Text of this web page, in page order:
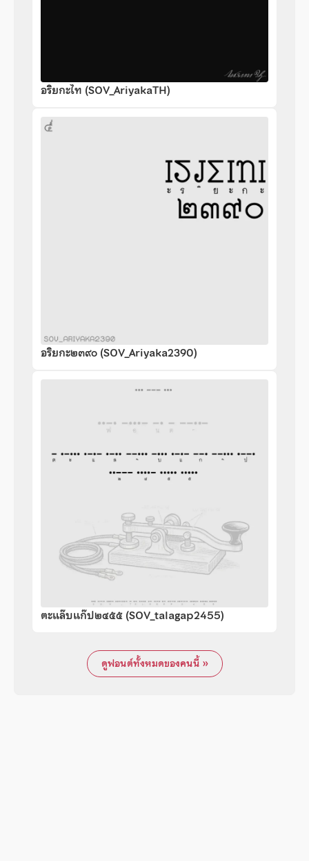
อริยกะไท (SOV_AriyakaTH)
อริยกะ๒๓๙๐ (SOV_Ariyaka2390)
ตะแล๊บแก๊ป๒๔๕๕ (SOV_talagap2455)
ดูฟอนต์ทั้งหมดของคนนี้ »